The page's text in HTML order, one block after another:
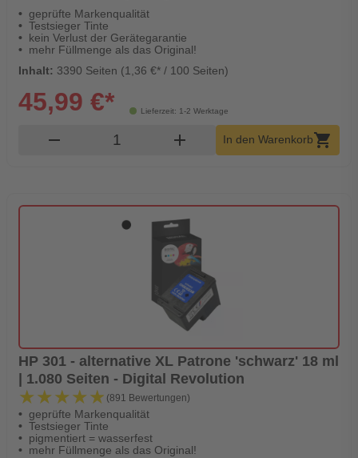
geprüfte Markenqualität
Testsieger Tinte
kein Verlust der Gerätegarantie
mehr Füllmenge als das Original!
Inhalt: 3390 Seiten (1,36 €* / 100 Seiten)
Lieferzeit: 1-2 Werktage
45,99 €*
remove Produkt Warenkorb Menge
add In den Warenkorbshopping_cart
HP 301 - alternative XL Patrone 'schwarz' 18 ml
| 1.080 Seiten - Digital Revolution
★★★★★
★★★★★ (891 Bewertungen)
geprüfte Markenqualität
Testsieger Tinte
pigmentiert = wasserfest
mehr Füllmenge als das Original!